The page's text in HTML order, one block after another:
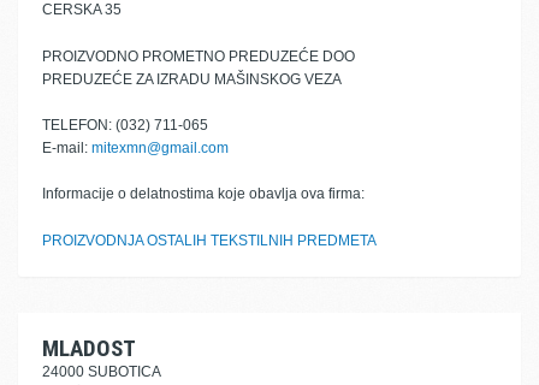
CERSKA 35
PROIZVODNO PROMETNO PREDUZEĆE DOO
PREDUZEĆE ZA IZRADU MAŠINSKOG VEZA
TELEFON: (032) 711-065
E-mail: mitexmn@gmail.com
Informacije o delatnostima koje obavlja ova firma:
PROIZVODNJA OSTALIH TEKSTILNIH PREDMETA
MLADOST
24000 SUBOTICA